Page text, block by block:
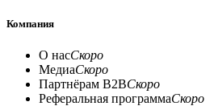
Компания
О насСкоро
МедиаСкоро
Партнёрам B2BСкоро
Реферальная программаСкоро